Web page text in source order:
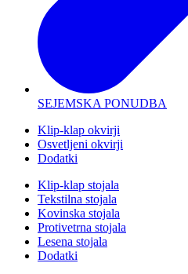
SEJEMSKA PONUDBA
Klip-klap okvirji
Osvetljeni okvirji
Dodatki
Klip-klap stojala
Tekstilna stojala
Kovinska stojala
Protivetrna stojala
Lesena stojala
Dodatki